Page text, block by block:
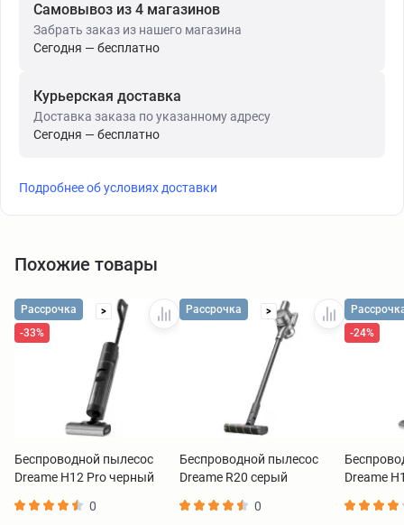
Самовывоз из 4 магазинов
Забрать заказ из нашего магазина
Сегодня — бесплатно
Курьерская доставка
Доставка заказа по указанному адресу
Сегодня — бесплатно
Подробнее об условиях доставки
Похожие товары
Рассрочка
>
-33%
Беспроводной пылесос
Dreame H12 Pro черный
0
Рассрочка >
Беспроводной пылесос
Dreame R20 серый
0
-24%
Dreame